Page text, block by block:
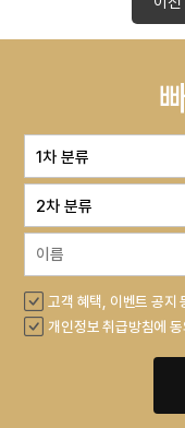
고객 혜택, 이벤트 공지
개인정보 취급방침에